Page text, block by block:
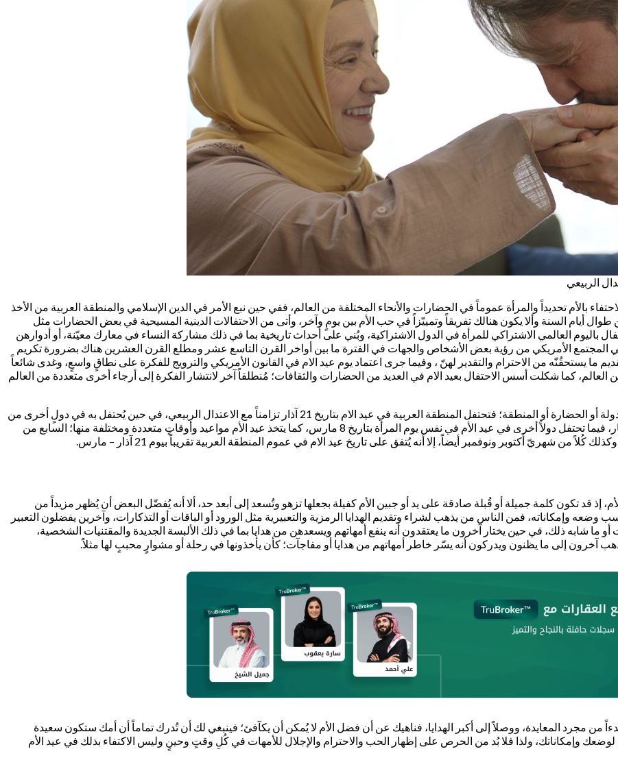
بالأم تحديداً والمرأة عموماً في الحضارات والأنحاء المختلفة من العالم، ففي حين نبع الأمر في الدين الإسلامي والمنطقة العربية من الأخذ
أيام السنة وألا يكون هنالك تفريقاً وتمييّزاً في حب الأم بين يومٍ وآخر، وأتى من الاحتفالات الدينية المسيحية في بعض الحضارات مثل
باليوم العالمي الاشتراكي للمرأة في الدول الاشتراكية، وبُني على أحداث تاريخية بما في ذلك مشاركة النساء في معارك معيّنة، أو أدوارهن
الأمريكي من رؤية بعض الأشخاص والجهات في الفترة ما بين أواخر القرن التاسع عشر ومطلع القرن العشرين هناك بضرورة تكريم
ما يستحقُنّه من الاحترام والتقدير لهنّ ، وفيما جرى اعتماد يوم عيد الام في القانون الأمريكي والترويج للفكرة على نطاقٍ واسعٍ، وغدى شائعاً
العالم، كما شكلت أسس الاحتفال بعيد الام في العديد من الحضارات والثقافات؛ مُنطلقاً آخر لانتشار الفكرة إلى أرجاء أخرى متعددة من العالم
أما بالنسبة لموعد عيد الأم؛ فإنه يختلف كذلك تِبعاً لاختلاف الثقافة أو الدولة أو الحضارة أو المنطقة؛ فتحتفل المنطقة العربية في عيد الام بتاريخ 21 آذار تزامناً مع الاعتدال الربيعي، في حين يُحتفل به في دولٍ أخرى من
بينها دولٌ عربية مثل الجزائر والمغرب؛ في آخر يوم أحد من أيام شهر أيار، فيما تحتفل دولاً أخرى في عيد الأم في نفس يوم المرأة بتاريخ 8 مارس، كما يتخذ عيد الأم مواعيد وأوقاتٍ متعددة ومختلفة منها؛ السابع من
شهريّ أكتوبر ونوفمبر أيضاً، إلا أنه يُتفق على تاريخ عيد الام في عموم المنطقة العربية تقريباً بيوم 21 آذار – مارس.
إذ قد تكون كلمة جميلة أو قُبلة صادقة على يد أو جبين الأم كفيلة بجعلها تزهو وتُسعد إلى أبعد حد، ألا أنه يُفضّل البعض أن يُظهر مزيداً من
وإمكاناته، فمن الناس من يذهب لشراء وتقديم الهدايا الرمزية والتعبيرية مثل الورود أو الباقات أو التذكارات، وآخرين يفضلون التعبير
ما شابه ذلك، في حين يختار آخرون ما يعتقدون أنه ينفع أمهاتهم ويسعدهن من هدايا بما في ذلك الألبسة الجديدة والمقتنيات الشخصية،
يذهب آخرون إلى ما يظنون ويدركون أنه يسّر خاطر أمهاتهم من هدايا أو مفاجآت؛ كأن يأخذونها في رحلة أو مشوارٍ محببٍ لها مثلاً.
من مجرد المعايدة، ووصلاً إلى أكبر الهدايا، فناهيك عن أن فضل الأم لا يُمكن أن يكآفئ؛ فينبغي لك أن تُدرك تماماً أن أمك ستكون سعيدة
وإمكاناتك، ولذا فلا بُد من الحرص على إظهار الحب والاحترام والإجلال للأمهات في كُلِ وقتٍ وحينٍ وليس الاكتفاء بذلك في عيد الأم